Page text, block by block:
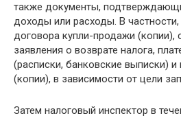
также документы,
доходы или расходы. В частности,
договора купли-продажи (копии),
заявления о возврате налога,
(расписки, банковские выписки)
(копии), в зависимости от цели
Затем налоговый инспектор в